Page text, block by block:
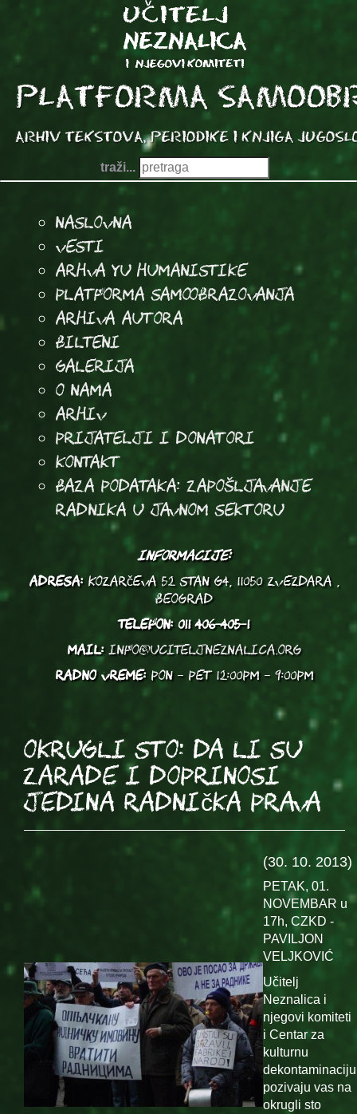
traži...
Naslovna
Vesti
Arhva YU Humanistike
Platforma samoobrazovanja
arhiva autora
Bilteni
Galerija
O Nama
Arhiv
Prijatelji i donatori
Kontakt
Baza podataka: Zapošljavanje
radnika u javnom sektoru
INFORMACIJE:
ADRESA:Kozarčeva 52 stan G4, 11050 Zvezdara ,
Beograd
TELEFON: 011 406-405-1
MAIL: info@uciteljneznalica.org
RADNO VREME:PON - PET 12:00PM - 9:00PM
OKRUGLI STO: Da li su
zarade i doprinosi
jedina radnička prava
(30. 10. 2013)
PETAK, 01.
NOVEMBAR u
17h, CZKD -
PAVILJON
VELJKOVIĆ
Učitelj
Neznalica i
njegovi komiteti
i Centar za
kulturnu
dekontaminaciju
pozivaju vas na
okrugli sto